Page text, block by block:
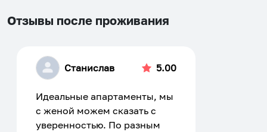
Отзывы после проживания
Станислав 5.00
Идеальные апартаменты, мы
с женой можем сказать с
уверенностью. По разным